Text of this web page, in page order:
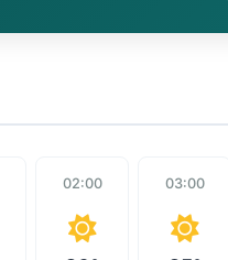
02:00 03:00